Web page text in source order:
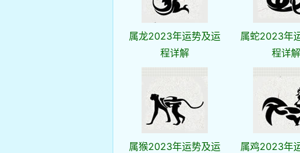
属龙2023年运势及运
程详解
属蛇2023年
程详解
属猴2023年运势及运
属鸡2023年